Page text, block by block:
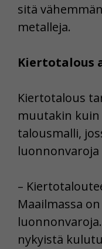
sitä
metalleja.
Kiertotalous
Kiertotalous
muutakin kuin
talousmalli,
luonnonvaroja
–
Maailmassa
nykyistä